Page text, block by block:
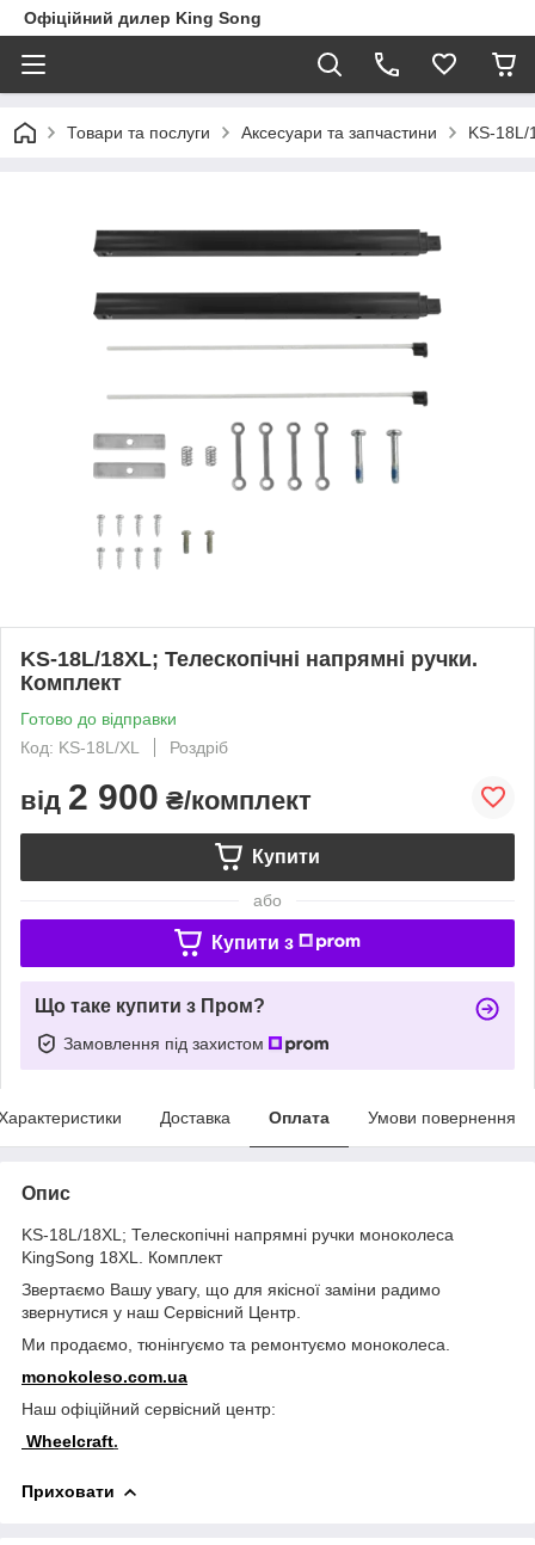
Офіційний дилер King Song
Товари та послуги Аксесуари та запчастини KS-18L/
KS-18L/18XL; Телескопічні напрямні ручки.
Комплект
Готово до відправки
Код: KS-18L/XL
Роздріб
від 2 900 ₴/комплект
Купити
або
Купити з
Що таке купити з Пром?
Замовлення під захистом
Доставка Оплата Умови повернення
Опис
KS-18L/18XL; Телескопічні напрямні ручки моноколеса
KingSong 18XL. Комплект
Звертаємо Вашу увагу, що для якісної заміни радимо
звернутися у наш Сервісний Центр.
Ми продаємо, тюнінгуємо та ремонтуємо моноколеса.
monokoleso.com.ua
Наш офіційний сервісний центр:
Wheelcraft.
Приховати